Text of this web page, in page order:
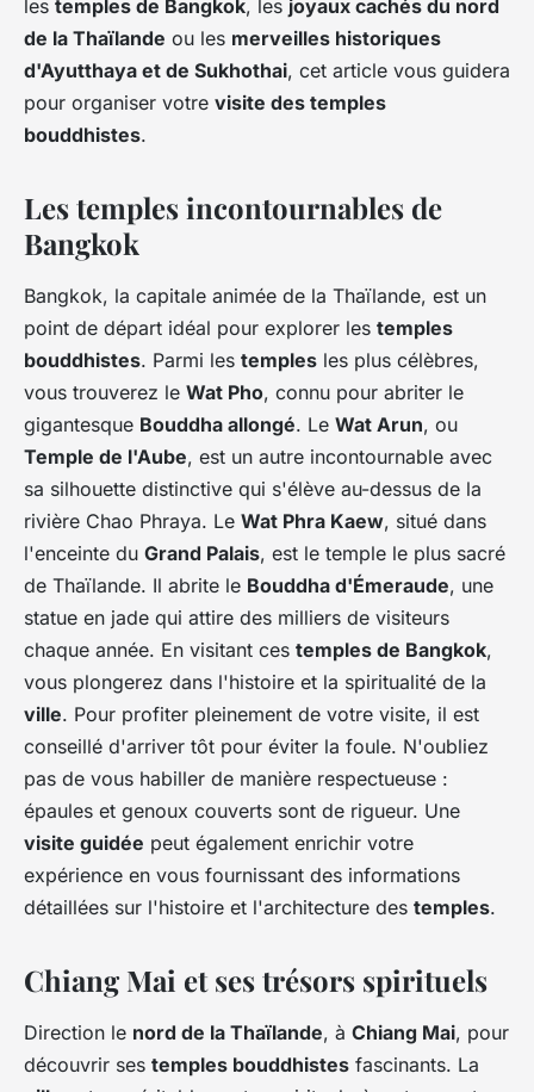
les temples de Bangkok, les joyaux cachés du nord
de la Thaïlande ou les merveilles historiques
d'Ayutthaya et de Sukhothai, cet article vous guidera
pour organiser votre visite des temples
bouddhistes.
Les temples incontournables de
Bangkok
Bangkok, la capitale animée de la Thaïlande, est un
point de départ idéal pour explorer les temples
bouddhistes. Parmi les temples les plus célèbres,
vous trouverez le Wat Pho, connu pour abriter le
gigantesque Bouddha allongé. Le Wat Arun, ou
Temple de l'Aube, est un autre incontournable avec
sa silhouette distinctive qui s'élève au-dessus de la
rivière Chao Phraya. Le Wat Phra Kaew, situé dans
l'enceinte du Grand Palais, est le temple le plus sacré
de Thaïlande. Il abrite le Bouddha d'Émeraude, une
statue en jade qui attire des milliers de visiteurs
chaque année. En visitant ces temples de Bangkok,
vous plongerez dans l'histoire et la spiritualité de la
ville. Pour profiter pleinement de votre visite, il est
conseillé d'arriver tôt pour éviter la foule. N'oubliez
pas de vous habiller de manière respectueuse :
épaules et genoux couverts sont de rigueur. Une
visite guidée peut également enrichir votre
expérience en vous fournissant des informations
détaillées sur l'histoire et l'architecture des temples.
Chiang Mai et ses trésors spirituels
Direction le nord de la Thaïlande, à Chiang Mai, pour
découvrir ses temples bouddhistes fascinants. La